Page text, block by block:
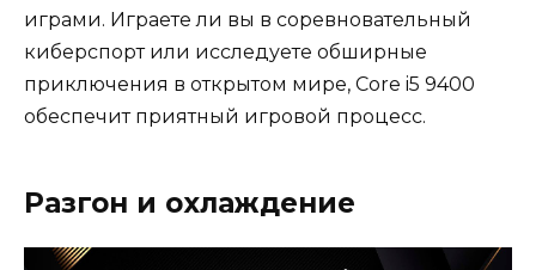
играми. Играете ли вы в соревновательный
киберспорт или исследуете обширные
приключения в открытом мире, Core i5 9400
обеспечит приятный игровой процесс.
Разгон и охлаждение